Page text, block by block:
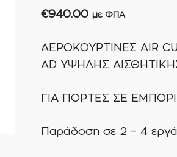
€940.00 με ΦΠΑ
ΑΕΡΟΚΟΥΡΤΙΝΕΣ AIR
AD ΥΨΗΛΗΣ
ΓΙΑ ΠΟΡΤΕΣ ΣΕ
Παράδοση σε 2 – 4